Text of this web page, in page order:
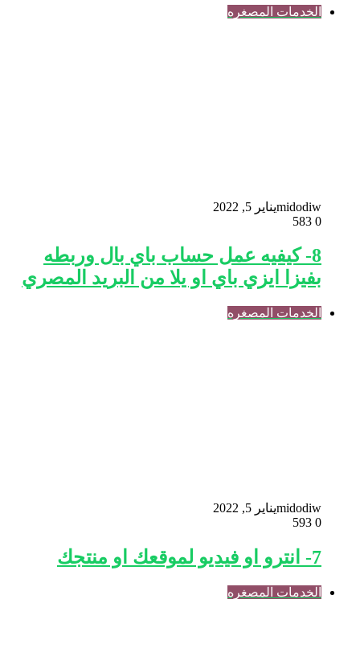
الخدمات المصغره
midodiwيناير 5, 2022
0
8- كيفيه عمل حساب باي بال وربطه
بفيزا ايزي باي او يلا من البريد المصري
الخدمات المصغره
midodiwيناير 5, 2022
0
7- انترو او فيديو لموقعك او منتجك
الخدمات المصغره